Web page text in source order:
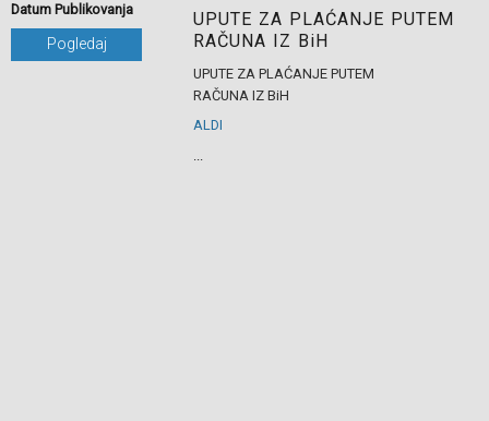
Datum Publikovanja
Pogledaj
UPUTE ZA PLAĆANJE PUTEM
RAČUNA IZ BiH
UPUTE ZA PLAĆANJE PUTEM
RAČUNA IZ BiH
ALDI
...